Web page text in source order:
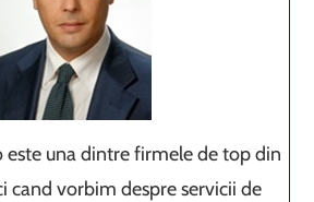
una dintre firmele de top din
cand vorbim despre servicii de